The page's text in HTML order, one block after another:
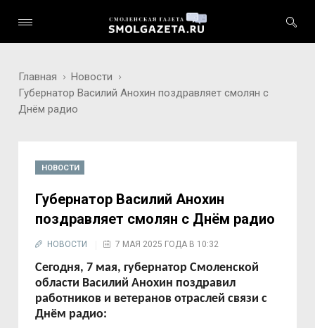
Главная
Новости
Губернатор Василий Анохин поздравляет смолян с
Днём радио
НОВОСТИ
Губернатор Василий Анохин
поздравляет смолян с Днём радио
НОВОСТИ 7 МАЯ 2025 ГОДА В 10:32
Сегодня, 7 мая, губернатор Смоленской
области Василий Анохин поздравил
работников и ветеранов отраслей связи с
Днём радио: